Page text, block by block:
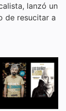
lanzó un
de resucitar a